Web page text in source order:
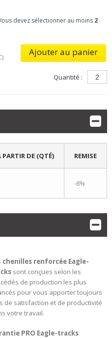
devez sélectionner au moins 2
Ajouter au panier
Quantité :
PARTIR DE (QTÉ) REMISE
-8%
chenilles renforcée Eagle-
sont conçues selon les
de production les plus
pour vous apporter toujours
de satisfaction et de productivité
votre travail.
PRO Eagle-tracks